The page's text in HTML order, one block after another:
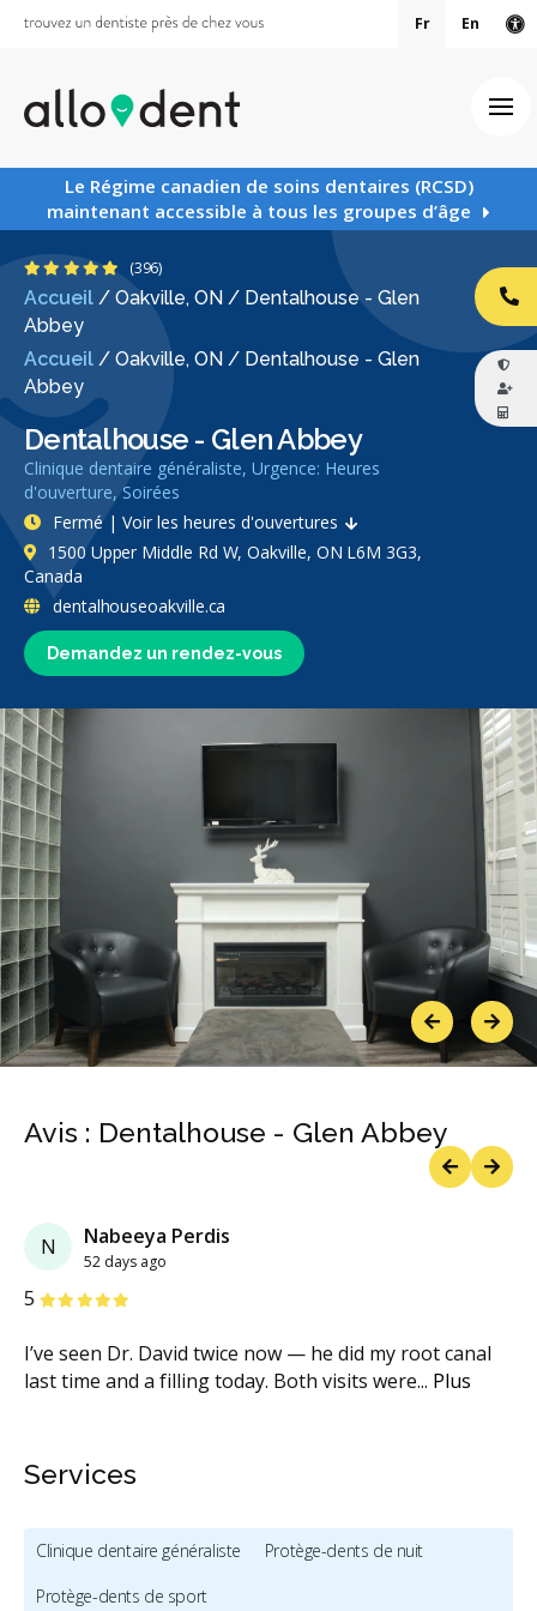
Fr En
Le Régime canadien de soins dentaires (RCSD)
maintenant accessible à tous les groupes d’âge
Accueil / Oakville, ON / Dentalhouse - Glen
Abbey
Accueil / Oakville, ON / Dentalhouse - Glen
Abbey
Dentalhouse - Glen Abbey
Clinique dentaire généraliste, Urgence: Heures
d'ouverture, Soirées
4.8 étoiles
(396)
Demandez un rendez-vous
Fermé | Voir les heures d'ouvertures
1500 Upper Middle Rd W, Oakville, ON L6M 3G3,
Canada
dentalhouseoakville.ca
PreviousNext
Avis : Dentalhouse - Glen Abbey
N Nabeeya Perdis
52 days ago
5 étoiles
I’ve seen Dr. David twice now — he did my root canal
last time and a filling today. Both visits were... Plus
étoiles
étoiles
étoiles
étoiles
Services
Clinique dentaire généraliste
Protège-dents de nuit
Protège-dents de sport